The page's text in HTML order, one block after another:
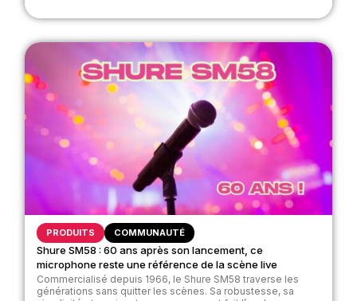
PRODUITS COMMUNAUTÉ
Shure SM58 : 60 ans après son lancement, ce
microphone reste une référence de la scène live
Commercialisé depuis 1966, le Shure SM58 traverse les
générations sans quitter les scènes. Sa robustesse, sa